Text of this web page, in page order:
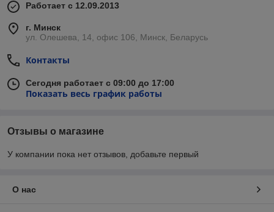
Работает с 12.09.2013
г. Минск
ул. Олешева, 14, офис 106, Минск, Беларусь
Контакты
Сегодня работает с 09:00 до 17:00
Показать весь график работы
Отзывы о магазине
У компании пока нет отзывов, добавьте первый
О нас